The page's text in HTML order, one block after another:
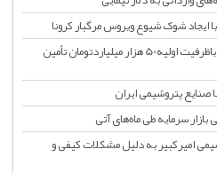
اجرای طرح گواهی اعتبار مولد «گام» باظرفیت اولیه50 هزار میلیاردتومان تأمین
صنایع پتروشیمی ایران
سرمایه طی ماه‌های آتی
امیرکبیر به دلیل مشکلات کیفی و